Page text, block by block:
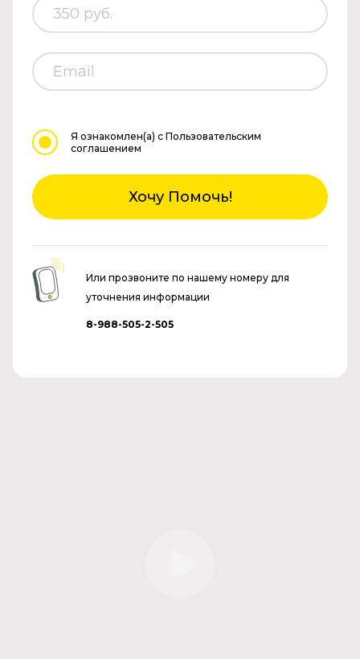
Я ознакомлен(а) с Пользовательским
соглашением
Хочу Помочь!
Или прозвоните по нашему номеру для
уточнения информации
8-988-505-2-505